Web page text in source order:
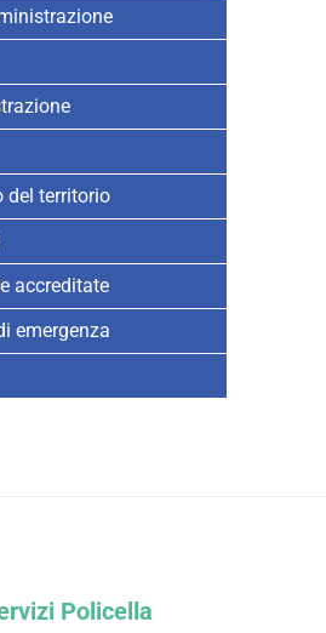
del territorio
accreditate
emergenza
Policella